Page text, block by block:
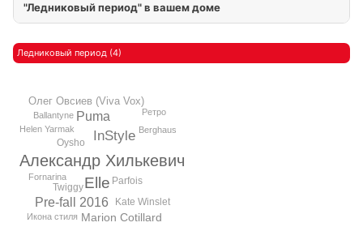
"Ледниковый период" в вашем доме
Ледниковый период (4)
Александр Хилькевич
Elle
InStyle
Puma
Pre-fall 2016
Marion Cotillard
Олег Овсиев (Viva Vox)
Twiggy
Oysho
Parfois
Kate Winslet
Fornarina
Helen Yarmak
Ретро
Икона стиля
Ballantyne
Berghaus